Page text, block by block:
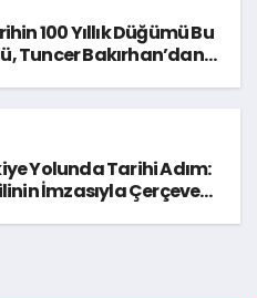
100 Yıllık Düğümü Bu
Tuncer Bakırhan’dan
Yolunda Tarihi Adım:
İmzasıyla Çerçeve